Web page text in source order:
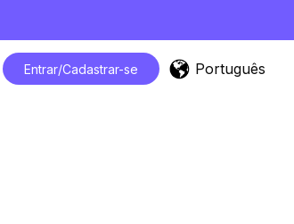
Entrar/Cadastrar-se Português